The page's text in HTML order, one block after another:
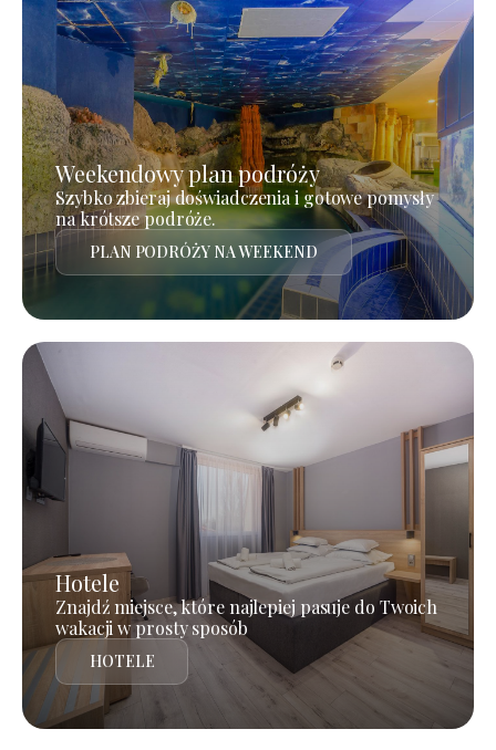
Weekendowy plan podróży
Szybko zbieraj doświadczenia i gotowe pomysły
na krótsze podróże.
PLAN PODRÓŻY NA WEEKEND
Hotele
Znajdź miejsce, które najlepiej pasuje do Twoich
wakacji w prosty sposób
HOTELE